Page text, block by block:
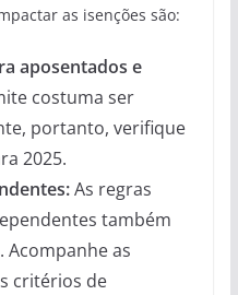
as isenções são:
aposentados e
costuma ser
portanto, verifique
2025.
As regras
também
Acompanhe as
critérios de